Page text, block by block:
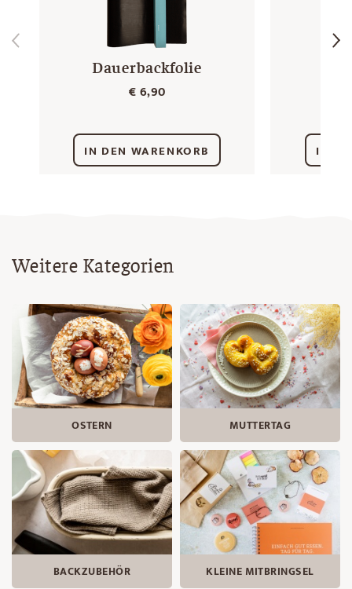
Dauerbackfolie
€6,90
IN DEN WARENKORB IN
Weitere Kategorien
OSTERN MUTTERTAG
BACKZUBEHÖR KLEINE MITBRINGSEL